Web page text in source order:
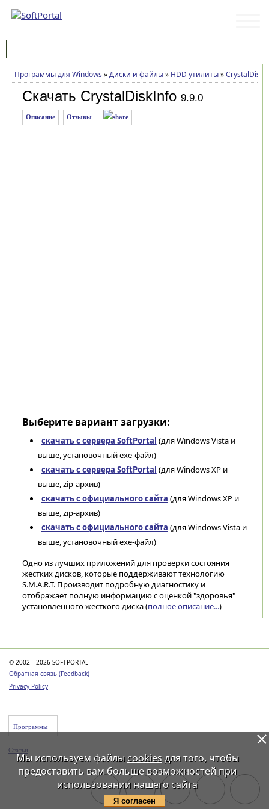
Программы для Windows »Диски и файлы» HDD утилиты»
Скачать CrystalDiskInfo 9.9.0
Описание Отзывы
Выберите вариант загрузки:
скачать с сервера SoftPortal (для Windows Vista и
выше, установочный exe-файл)
скачать с сервера SoftPortal (для Windows XP и
выше, zip-архив)
скачать с официального сайта (для Windows XP и
выше, zip-архив)
скачать с официального сайта (для Windows Vista и
выше, установочный exe-файл)
Одно из лучших приложений для проверки состояния
жестких дисков, которые поддерживают технологию
S.M.A.R.T. Производит подробную диагностику и
отображает полную информацию с оценкой "здоровья"
установленного жесткого диска (полное описание...)
© 2002—2026 SOFTPORTAL
Обратная связь (Feedback)
Privacy Policy
Программы
Статьи
Мы используем файлы cookiesдля того, чтобы
предоставить вам больше возможностей при
использовании нашего сайта